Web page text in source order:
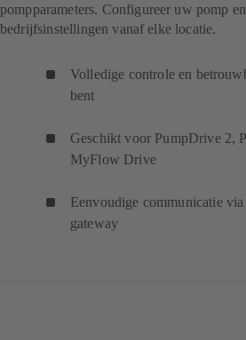
pompparameters. Configureer uw pomp
bedrijfsinstellingen vanaf elke locatie.
Volledige controle en
bent
Geschikt voor PumpDrive 2,
MyFlow Drive
Eenvoudige communicatie
gateway